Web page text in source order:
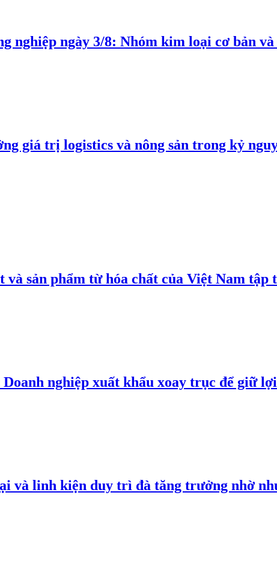
nghiệp ngày 3/8: Nhóm kim loại cơ bản
giá trị logistics và nông sản trong kỷ
và sản phẩm từ hóa chất của Việt Nam
nghiệp xuất khẩu xoay trục để giữ
và linh kiện duy trì đà tăng trưởng nhờ